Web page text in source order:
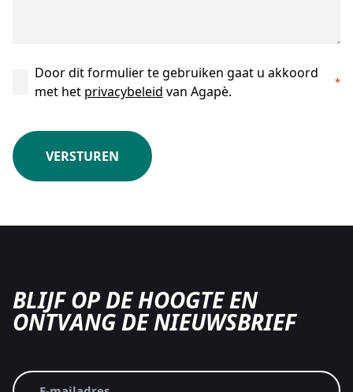
Instemming
Door dit formulier te gebruiken gaat u akkoord
met het privacybeleid van Agapè.
*
BLIJF OP DE HOOGTE EN
ONTVANG DE NIEUWSBRIEF
CAPTCHA
E-